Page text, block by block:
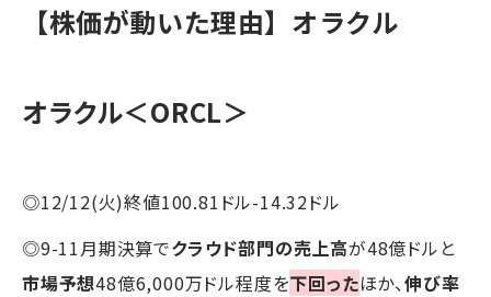
【株価が動いた理由】オラクル
オラクル＜ORCL＞
◎12/12(火)終値100.81ドル-14.32ドル
◎9-11月期決算でクラウド部門の売上高が48億ドルと
市場予想48億6,000万ドル程度を下回ったほか、伸び率